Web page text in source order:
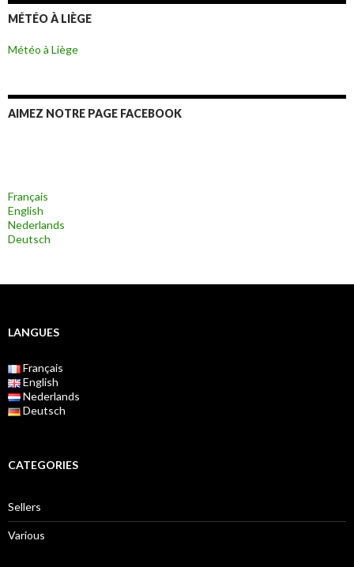
MÉTÉO À LIÈGE
Météo à Liège
AIMEZ NOTRE PAGE FACEBOOK
Français
English
Nederlands
Deutsch
LANGUES
Français
English
Nederlands
Deutsch
CATEGORIES
Sellers
Various